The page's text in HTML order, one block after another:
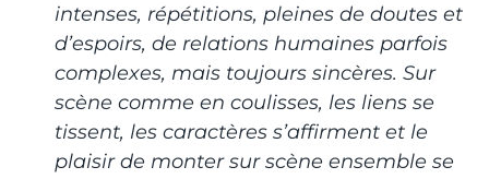
intenses, répétitions, pleines de doutes et
d’espoirs, de relations humaines parfois
complexes, mais toujours sincères. Sur
scène comme en coulisses, les liens se
tissent, les caractères s’affirment et le
plaisir de monter sur scène ensemble se